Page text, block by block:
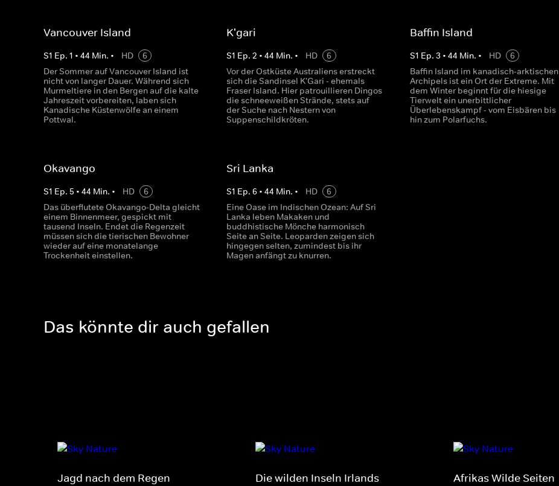
Vancouver Island
S1 Ep. 1 • 44 Min. • HD
6
Der Sommer auf Vancouver Island ist
nicht von langer Dauer. Während sich
Murmeltiere in den Bergen auf die kalte
Jahreszeit vorbereiten, laben sich
Kanadische Küstenwölfe an einem
Pottwal.
K'gari
S1 Ep.2 •44 Min. • HD
6
Vor der Ostküste Australiens erstreckt
sich die Sandinsel K'Gari - ehemals
Fraser Island. Hier patrouillieren Dingos
die schneeweißen Strände, stets auf
der Suche nach Nestern von
Suppenschildkröten.
Baffin Island
S1 Ep. 3 • 44 Min. • HD
6
Baffin Island im kanadisch-arktischen
Archipels ist ein Ort der Extreme. Mit
dem Winter beginnt für die hiesige
Tierwelt ein unerbittlicher
Überlebenskampf - vom Eisbären bis
hin zum Polarfuchs.
Okavango
S1 Ep. 5 • 44 Min. • HD
6
Das überflutete Okavango-Delta gleicht
einem Binnenmeer, gespickt mit
tausend Inseln. Endet die Regenzeit
müssen sich die tierischen Bewohner
wieder auf eine monatelange
Trockenheit einstellen.
Sri Lanka
S1 Ep.6 •44 Min. • HD
6
Eine Oase im Indischen Ozean: Auf Sri
Lanka leben Makaken und
buddhistische Mönche harmonisch
Seite an Seite. Leoparden zeigen sich
hingegen selten, zumindest bis ihr
Magen anfängt zu knurren.
Das könnte dir auch gefallen
Jagd nach dem Regen Die wilden Inseln Irlands Afrikas Wilde Seiten